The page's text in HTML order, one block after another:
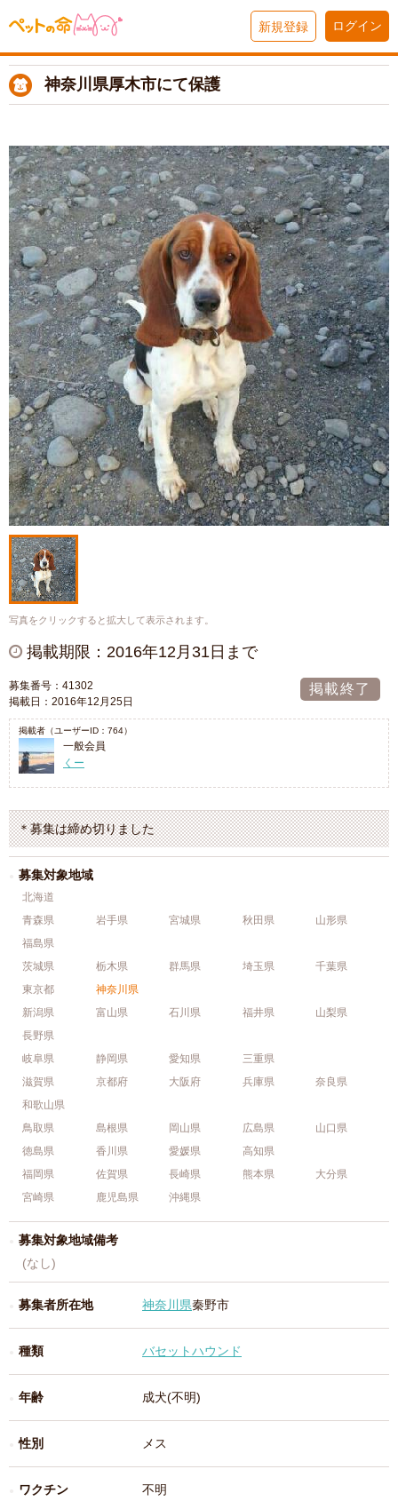
新規登録 ログイン
神奈川県厚木市にて保護
写真をクリックすると拡大して表示されます。
掲載期限：2016年12月31日まで
募集番号：41302
掲載日：2016年12月25日
掲載終了
掲載者（ユーザーID：764）
一般会員
くー
＊募集は締め切りました
募集対象地域
北海道
青森県
岩手県 宮城県 秋田県
山形県
福島県
茨城県
栃木県 群馬県 埼玉県
千葉県
東京都
神奈川県
新潟県
富山県 石川県 福井県
山梨県
長野県
岐阜県
静岡県 愛知県
三重県
滋賀県
京都府 大阪府 兵庫県
奈良県
和歌山県
鳥取県
島根県 岡山県 広島県
山口県
徳島県
香川県 愛媛県
高知県
福岡県
佐賀県 長崎県 熊本県
大分県
宮崎県
鹿児島県 沖縄県
募集対象地域備考
(なし)
募集者所在地 神奈川県秦野市
種類 バセットハウンド
年齢 成犬(不明)
性別 メス
ワクチン 不明